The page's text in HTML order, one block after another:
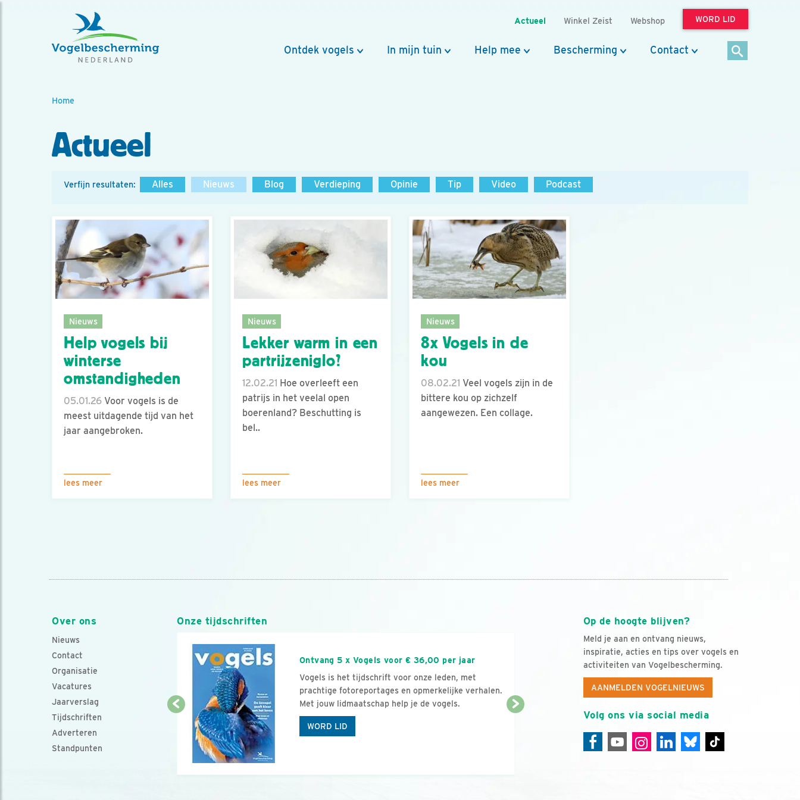
Actueel Winkel Zeist Webshop WORD LID
Ontdek vogels In mijn tuin Help mee Bescherming Contact
Home
Actueel
Verfijn resultaten: Alles Nieuws Blog Verdieping Opinie Tip Video Podcast
Nieuws
Help vogels bij
winterse
omstandigheden
05.01.26 Voor vogels is de
meest uitdagende tijd van het
jaar aangebroken.
lees meer
Nieuws
Lekker warm in een
partrijzeniglo?
12.02.21 Hoe overleeft een
patrijs in het veelal open
boerenland? Beschutting is
bel..
lees meer
Nieuws
8x Vogels in de
kou
08.02.21 Veel vogels zijn in de
bittere kou op zichzelf
aangewezen. Een collage.
lees meer
Over ons
Nieuws
Contact
Organisatie
Vacatures
Jaarverslag
Tijdschriften
Adverteren
Standpunten
Op de hoogte blijven?
Meld je aan en ontvang nieuws,
inspiratie, acties en tips over vogels en
activiteiten van Vogelbescherming.
AANMELDEN VOGELNIEUWS
Volg ons via social media
Onze tijdschriften
Ontvang 5 x Vogels voor € 36,00 per jaar
Vogels is het tijdschrift voor onze leden, met
prachtige fotoreportages en opmerkelijke verhalen.
Met jouw lidmaatschap help je de vogels.
WORD LID